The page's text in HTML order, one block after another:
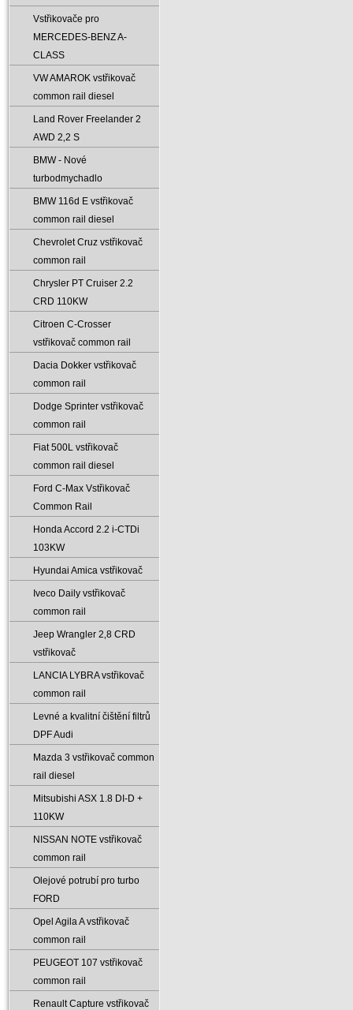
Vstřikovače pro
MERCEDES-BENZ A-
CLASS
VW AMAROK vstřikovač
common rail diesel
Land Rover Freelander 2
AWD 2‚2 S
BMW - Nové
turbodmychadlo
BMW 116d E vstřikovač
common rail diesel
Chevrolet Cruz vstřikovač
common rail
Chrysler PT Cruiser 2.2
CRD 110KW
Citroen C-Crosser
vstřikovač common rail
Dacia Dokker vstřikovač
common rail
Dodge Sprinter vstřikovač
common rail
Fiat 500L vstřikovač
common rail diesel
Ford C-Max Vstřikovač
Common Rail
Honda Accord 2.2 i-CTDi
103KW
Hyundai Amica vstřikovač
Iveco Daily vstřikovač
common rail
Jeep Wrangler 2‚8 CRD
vstřikovač
LANCIA LYBRA vstřikovač
common rail
Levné a kvalitní čištění filtrů
DPF Audi
Mazda 3 vstřikovač common
rail diesel
Mitsubishi ASX 1.8 DI-D +
110KW
NISSAN NOTE vstřikovač
common rail
Olejové potrubí pro turbo
FORD
Opel Agila A vstřikovač
common rail
PEUGEOT 107 vstřikovač
common rail
Renault Capture vstřikovač